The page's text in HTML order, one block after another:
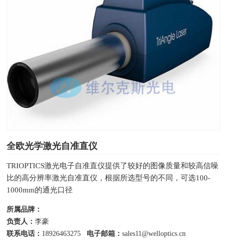
全欧光学激光自准直仪
TRIOPTICS激光电子自准直仪提供了较好的图像质量和较高信噪
比的高分辨率激光自准直仪，根据所选型号的不同，可选100-
1000mm的通光口径
所属品牌：
负责人：李豪
联系电话： 18926463275 电子邮箱：sales11@welloptics.cn